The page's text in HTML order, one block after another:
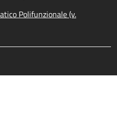
Polifunzionale (v.